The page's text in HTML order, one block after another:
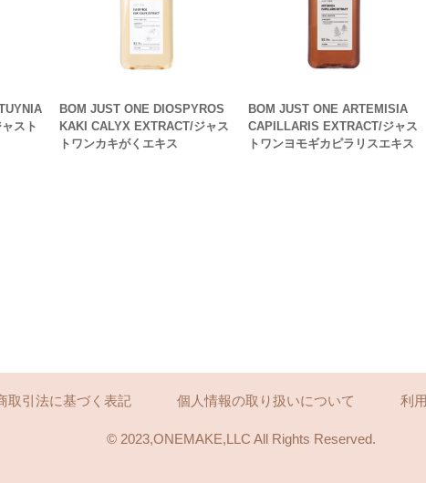
スト
BOM JUST ONE DIOSPYROS
KAKI CALYX EXTRACT/ジャス
トワンカキがくエキス
BOM JUST ONE ARTEMISIA
CAPILLARIS EXTRACT/ジャス
トワンヨモギカピラリスエキス
取引法に基づく表記 個人情報の取り扱いについて 利
©︎ 2023,ONEMAKE,LLC All Rights Reserved.